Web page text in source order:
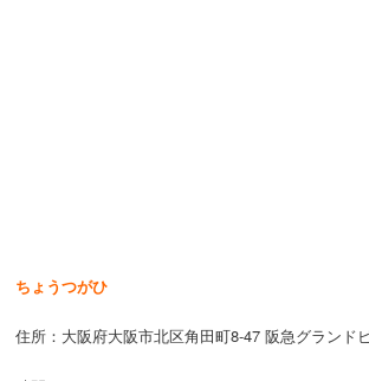
ちょうつがひ
住所：大阪府大阪市北区角田町8-47 阪急グランド